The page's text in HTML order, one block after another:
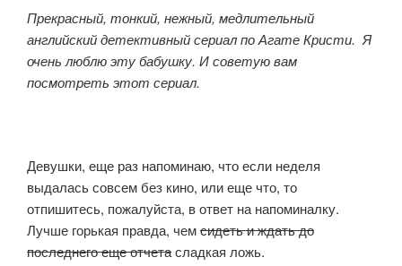
Прекрасный, тонкий, нежный, медлительный
английский детективный сериал по Агате Кристи. Я
очень люблю эту бабушку. И советую вам
посмотреть этот сериал.
Девушки, еще раз напоминаю, что если неделя
выдалась совсем без кино, или еще что, то
отпишитесь, пожалуйста, в ответ на напоминалку.
Лучше горькая правда, чемсидеть и ждать до
последнего еще отчетасладкая ложь.